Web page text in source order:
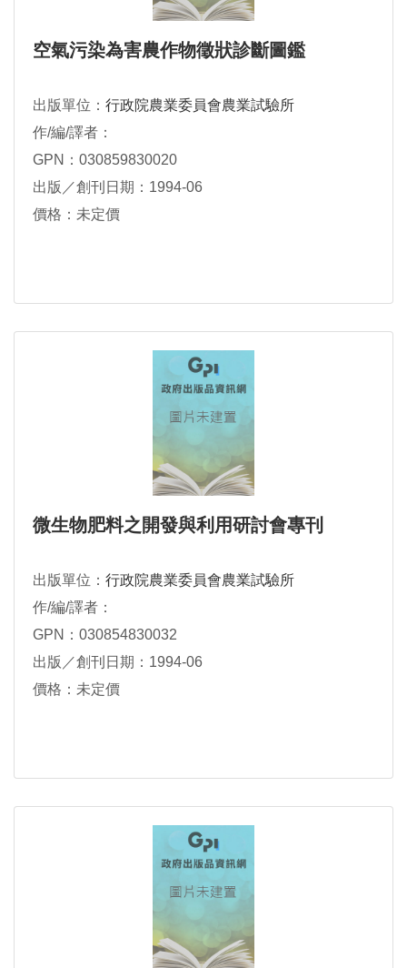
空氣污染為害農作物徵狀診斷圖鑑
出版單位： 行政院農業委員會農業試驗所
作/編/譯者：
GPN：030859830020
出版／創刊日期：1994-06
價格：未定價
微生物肥料之開發與利用研討會專刊
出版單位： 行政院農業委員會農業試驗所
作/編/譯者：
GPN：030854830032
出版／創刊日期：1994-06
價格：未定價